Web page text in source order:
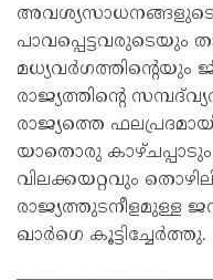
പാവപ്പെട്ടവരുടെയും
മധ്യവർഗത്തിന്റെയും
രാജ്യത്തിന്റെ
രാജ്യത്തെ
യാതൊരു കാഴ്ചപ്പാടും
വിലക്കയറ്റവും
രാജ്യത്തുടനീളമുള്ള
ഖാർഗെ കൂട്ടിച്ചേർത്തു.